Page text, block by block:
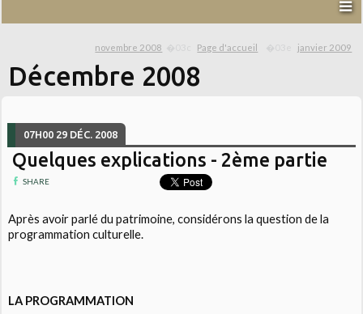
novembre 2008 Page d'accueil janvier 2009
Décembre 2008
07H00 29 DÉC. 2008
Quelques explications - 2ème partie
SHARE
Après avoir parlé du patrimoine, considérons la question de la
programmation culturelle.
LA PROGRAMMATION